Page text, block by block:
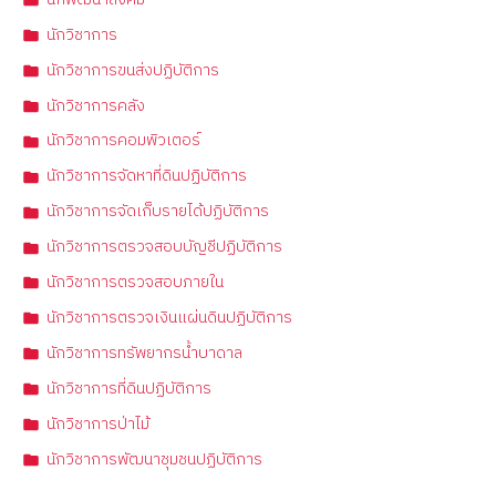
นักวิชาการ
นักวิชาการขนส่งปฏิบัติการ
นักวิชาการคลัง
นักวิชาการคอมพิวเตอร์
นักวิชาการจัดหาที่ดินปฏิบัติการ
นักวิชาการจัดเก็บรายได้ปฏิบัติการ
นักวิชาการตรวจสอบบัญชีปฏิบัติการ
นักวิชาการตรวจสอบภายใน
นักวิชาการตรวจเงินแผ่นดินปฏิบัติการ
นักวิชาการทรัพยากรน้ำบาดาล
นักวิชาการที่ดินปฏิบัติการ
นักวิชาการป่าไม้
นักวิชาการพัฒนาชุมชนปฏิบัติการ